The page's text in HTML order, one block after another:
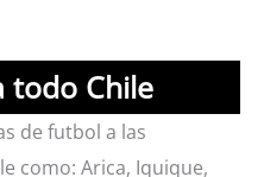
todo Chile
de futbol a las
como: Arica, Iquique,